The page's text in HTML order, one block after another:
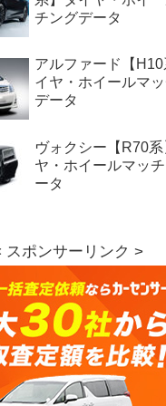
チングデータ
アルファード【H10
イヤ・ホイールマ
データ
ヴォクシー【R70系
ヤ・ホイールマッ
ータ
スポンサーリンク >